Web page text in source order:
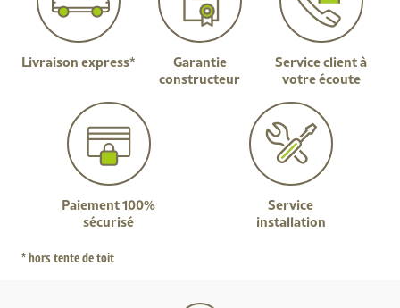
Livraison express*
* hors tente de toit
Garantie
constructeur
Service client à
votre écoute
Paiement 100%
sécurisé
Service
installation